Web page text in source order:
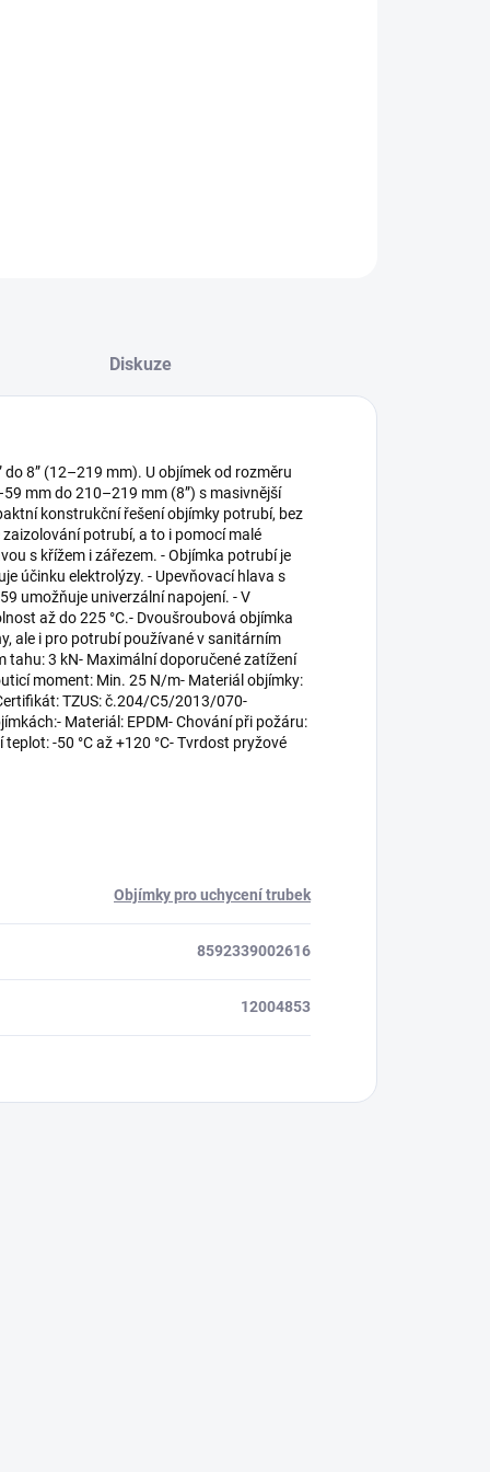
DORUČENÍ
Diskuze
8” (12–219 mm). U objímek od rozměru
mm do 210–219 mm (8”) s masivnější
konstrukční řešení objímky potrubí, bez
potrubí, a to i pomocí malé
s křížem i zářezem. - Objímka potrubí je
účinku elektrolýzy. - Upevňovací hlava s
umožňuje univerzální napojení. - V
až do 225 °C.- Dvoušroubová objímka
ale i pro potrubí používané v sanitárním
tahu: 3 kN- Maximální doporučené zatížení
moment: Min. 25 N/m- Materiál objímky:
TZUS: č.204/C5/2013/070-
Materiál: EPDM- Chování při požáru:
-50 °C až +120 °C- Tvrdost pryžové
Objímky pro uchycení trubek
8592339002616
12004853